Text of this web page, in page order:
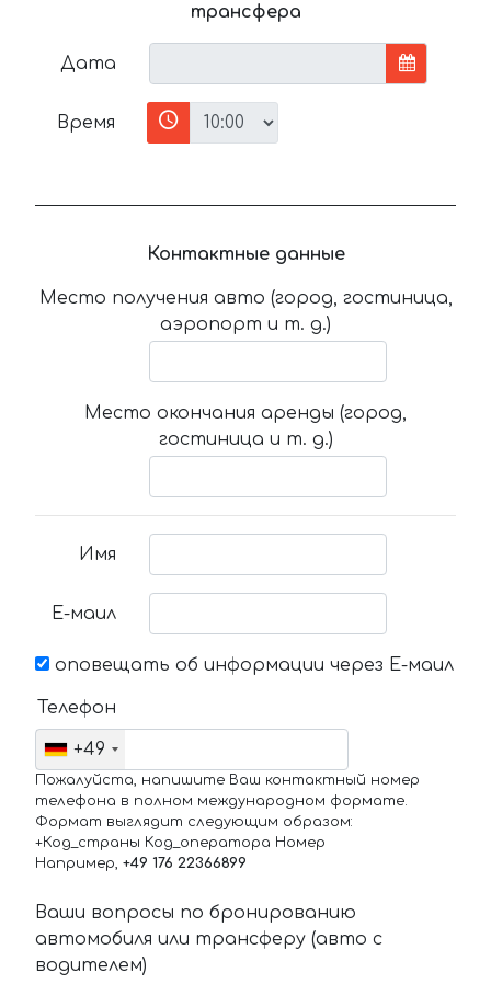
трансфера
Дата
Время
Контактные данные
Место получения авто (город, гостиница,
аэропорт и т. д.)
Место окончания аренды (город,
гостиница и т. д.)
Имя
Е-маил
оповещать об информации через Е-маил
Телефон
+49
Пожалуйста, напишите Ваш контактный номер
телефона в полном международном формате.
Формат выглядит следующим образом:
+Код_страны Код_оператора Номер
Например, +49 176 22366899
Ваши вопросы по бронированию
автомобиля или трансферу (авто с
водителем)